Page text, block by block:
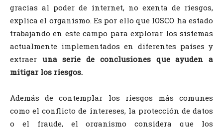
gracias al poder de internet, no exenta de riesgos,
explica el organismo. Es por ello que IOSCO ha estado
trabajando en este campo para explorar los sistemas
actualmente implementados en diferentes países y
extraer una serie de conclusiones que ayuden a
mitigar los riesgos.
Además de contemplar los riesgos más comunes
como el conflicto de intereses, la protección de datos
o el fraude, el organismo considera que los